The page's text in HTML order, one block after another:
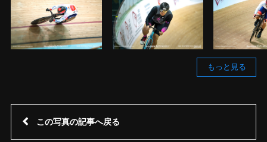
もっと見る
この写真の記事へ戻る